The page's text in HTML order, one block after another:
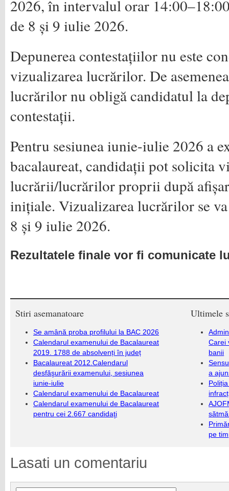
2026, în intervalul orar
de 8 și 9 iulie 2026.
Depunerea contestațiilor nu este
vizualizarea lucrărilor. De
lucrărilor nu obligă candidatul la
contestații.
Pentru sesiunea iunie-iulie 2026 a
bacalaureat, candidații pot solicita
lucrării/lucrărilor proprii după
inițiale. Vizualizarea lucrărilor se
8 și 9 iulie 2026.
Rezultatele finale vor fi comunicate
Stiri asemanatoare
Se amână proba profilului la BAC 2026
Calendarul examenului de Bacalaureat
2019. 1788 de absolvenți în județ
Bacalaureat 2012.Calendarul
desfăşurării examenului, sesiunea
iunie-iulie
Calendarul examenului de Bacalaureat
Calendarul examenului de Bacalaureat
pentru cei 2.667 candidaţi
Ultimele
Carei
banii
a
pe
Lasati un comentariu